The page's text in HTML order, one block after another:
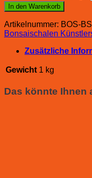
In den Warenkorb
Artikelnummer: BOS-
Bonsaischalen
Zusätzliche
Gewicht 1 kg
Das könnte